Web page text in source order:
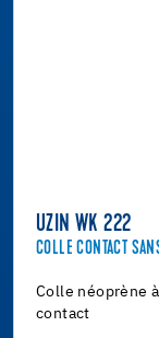
UZIN WK 222
COLLE CONTACT
Colle néoprène
contact